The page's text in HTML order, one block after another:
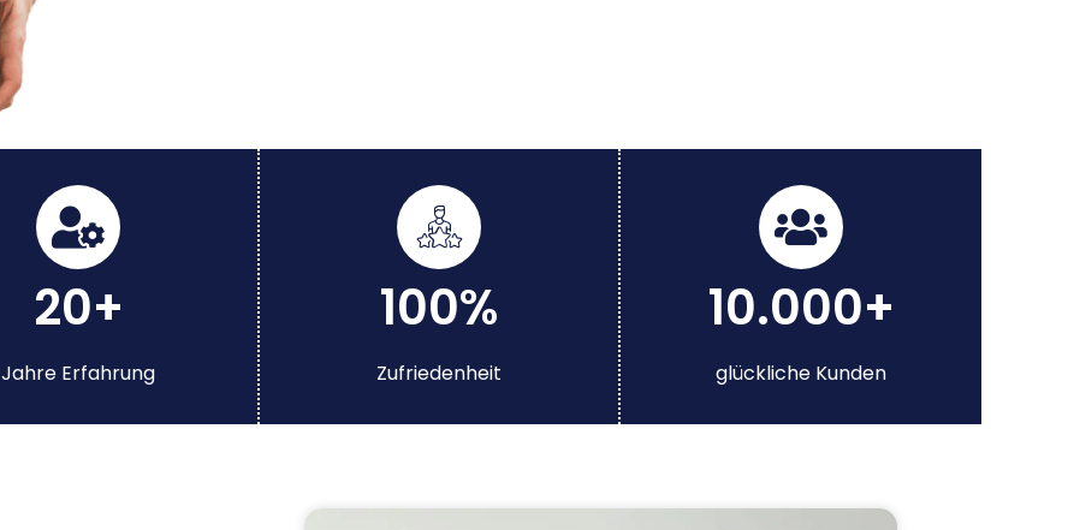
20+
Jahre Erfahrung
100%
Zufriedenheit
10.000+
glückliche Kunden